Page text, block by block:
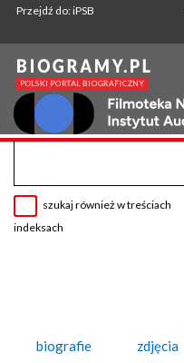
Przejdź do: iPSB
szukaj również w treściach
indeksach
biografie zdjęcia